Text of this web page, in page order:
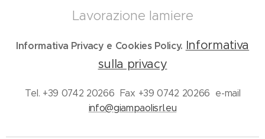
Lavorazione lamiere
Informativa Privacy e Cookies Policy. Informativa
sulla privacy
Tel. +39 0742 20266 Fax +39 0742 20266 e-mail
info@giampaolisrl.eu